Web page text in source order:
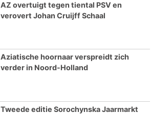
AZ overtuigt tegen tiental PSV en
verovert Johan Cruijff Schaal
Aziatische hoornaar verspreidt zich
verder in Noord-Holland
Tweede editie Sorochynska Jaarmarkt